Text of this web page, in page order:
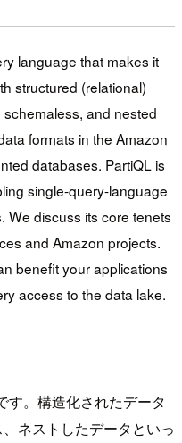
language that makes it
structured (relational)
and nested
formats in the Amazon
databases. PartiQL is
single-query-language
We discuss its core tenets
and Amazon projects.
benefit your applications
access to the data lake.
す。構造化されたデータ
ネストしたデータといっ